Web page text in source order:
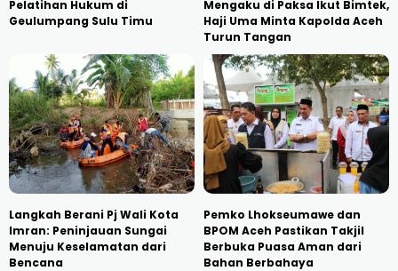
Pelatihan Hukum di
Geulumpang Sulu Timu
Mengaku di Paksa Ikut Bimtek,
Haji Uma Minta Kapolda Aceh
Turun Tangan
Langkah Berani Pj Wali Kota
Imran: Peninjauan Sungai
Menuju Keselamatan dari
Bencana
Pemko Lhokseumawe dan
BPOM Aceh Pastikan Takjil
Berbuka Puasa Aman dari
Bahan Berbahaya